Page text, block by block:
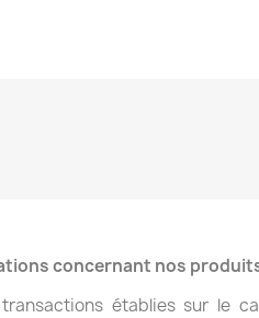
concernant nos
établies sur le